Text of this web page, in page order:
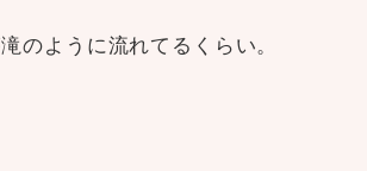
のように流れてるくらい。